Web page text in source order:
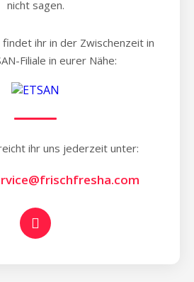
nicht sagen.
ihr in der Zwischenzeit in
Filiale in eurer Nähe:
ihr uns jederzeit unter: